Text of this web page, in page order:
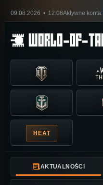
09.08.2026 • 12:08Aktywne konta:
HEAT
AKTUALNOŚCI